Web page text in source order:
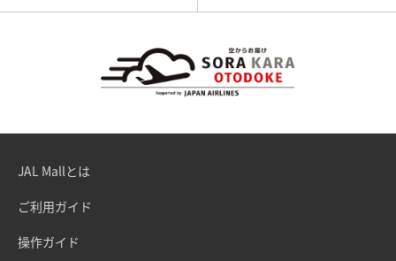
JAL Mallとは
ご利用ガイド
操作ガイド